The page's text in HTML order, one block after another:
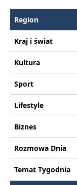
Region
Kraj i świat
Kultura
Sport
Lifestyle
Biznes
Rozmowa Dnia
Temat Tygodnia